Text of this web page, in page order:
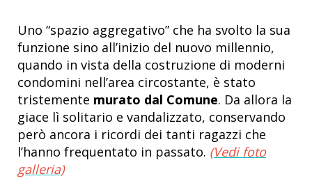
Uno “spazio aggregativo” che ha svolto la sua
funzione sino all’inizio del nuovo millennio,
quando in vista della costruzione di moderni
condomini nell’area circostante, è stato
tristemente murato dal Comune. Da allora la
giace lì solitario e vandalizzato, conservando
però ancora i ricordi dei tanti ragazzi che
l’hanno frequentato in passato. (Vedi foto
galleria)